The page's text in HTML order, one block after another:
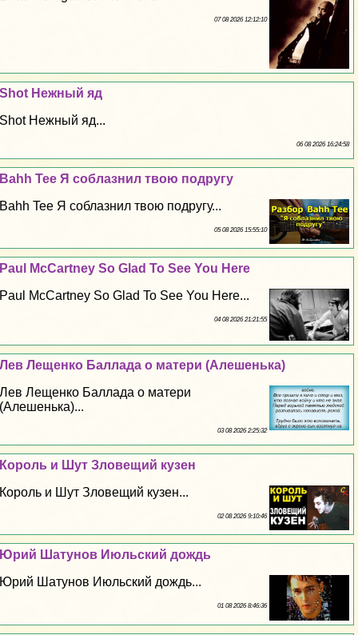
07 08 2026 12:12:10
Shot Нежный яд
Shot Нежный яд...
06 08 2026 16:24:58
Bahh Tee Я coблaзнил твою подругу
Bahh Tee Я coблaзнил твою подругу...
05 08 2026 15:55:10
Paul McCartney So Glad To See You Here
Paul McCartney So Glad To See You Here...
04 08 2026 21:21:55
Лев Лещенко Баллада о матери (Алешенька)
Лев Лещенко Баллада о матери
(Алешенька)...
03 08 2026 2:25:32
Король и Шут Зловещий кузен
Король и Шут Зловещий кузен...
02 08 2026 9:10:46
Юрий Шатунов Июльский дождь
Юрий Шатунов Июльский дождь...
01 08 2026 8:46:36